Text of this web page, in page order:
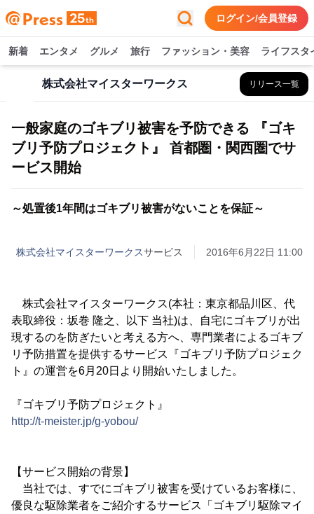
ログイン/会員登録
新着 エンタメ グルメ 旅行 ファッション・美容 ライフスタ
株式会社マイスターワークス リリース一覧
一般家庭のゴキブリ被害を予防できる 『ゴキ
ブリ予防プロジェクト』 首都圏・関西圏でサ
ービス開始
～処置後1年間はゴキブリ被害がないことを保証～
株式会社マイスターワークスサービス 2016年6月22日 11:00
株式会社マイスターワークス(本社：東京都品川区、代
表取締役：坂巻 隆之、以下 当社)は、自宅にゴキブリが出
現するのを防ぎたいと考える方へ、専門業者によるゴキブ
リ予防措置を提供するサービス『ゴキブリ予防プロジェク
ト』の運営を6月20日より開始いたしました。
『ゴキブリ予防プロジェクト』
http://t-meister.jp/g-yobou/
【サービス開始の背景】
当社では、すでにゴキブリ被害を受けているお客様に、
優良な駆除業者をご紹介するサービス「ゴキブリ駆除マイ